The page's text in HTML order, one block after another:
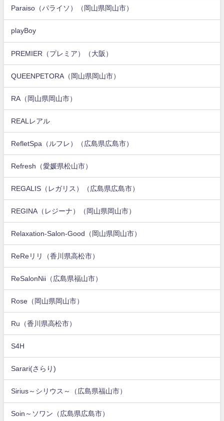
Paraiso（パライソ）（岡山県岡山市）
playBoy
PREMIER（プレミア）（大阪）
QUEENPETORA（岡山県岡山市）
RA（岡山県岡山市）
REALレアル
RefletSpa（ルフレ）（広島県広島市）
Refresh（愛媛県松山市）
REGALIS（レガリス）（広島県広島市）
REGINA（レジーナ）（岡山県岡山市）
Relaxation-Salon-Good（岡山県岡山市）
ReReリリ（香川県高松市）
ReSalonNii（広島県福山市）
Rose（岡山県岡山市）
Ru（香川県高松市）
S4H
Sarari(さらり)
Sirius～シリウス～（広島県福山市）
Soin～ソワン（広島県広島市）